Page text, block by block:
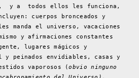
y a todos ellos les funciona,
cuerpos bronceados y
manda el universo, vacaciones
y afirmaciones constantes
lugares mágicos y
y peinados envidiables, casas y
vaporosos (obvio ninguno